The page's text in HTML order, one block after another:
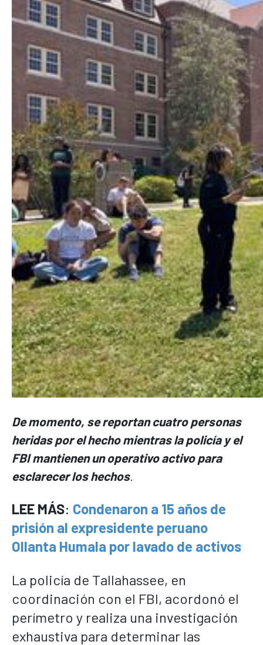
De momento, se reportan cuatro personas
heridas por el hecho mientras la policía y el
FBI mantienen un operativo activo para
esclarecer los hechos.
LEE MÁS: Condenaron a 15 años de
prisión al expresidente peruano
Ollanta Humala por lavado de activos
La policía de Tallahassee, en
coordinación con el FBI, acordonó el
perímetro y realiza una investigación
exhaustiva para determinar las